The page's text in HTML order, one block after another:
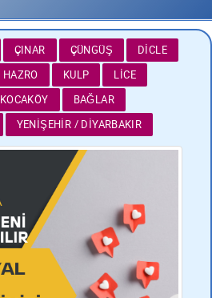
ÇINAR ÇÜNGÜŞ
DICLE
HAZRO KULP
LICE
KOCAKÖY
BAĞLAR
YENIŞEHIR / DIYARBAKIR